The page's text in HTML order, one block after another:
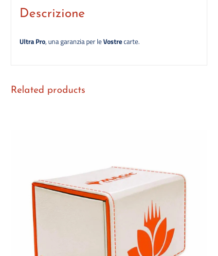
Descrizione
Ultra Pro, una garanzia per leVostrecarte.
Related products